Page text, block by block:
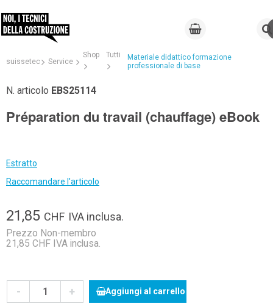
suissetec Service
Shop Tutti
Materiale didattico formazione
professionale di base
N. articolo EBS25114
Préparation du travail (chauffage) eBook
Estratto
Raccomandare l'articolo
21,85 CHF IVA inclusa.
Prezzo Non-membro
21,85 CHF IVA inclusa.
- + Aggiungi al carrello